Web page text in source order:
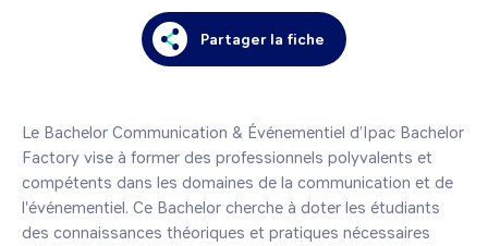
Partager la fiche
Le Bachelor Communication & Événementiel d’Ipac Bachelor
Factory vise à former des professionnels polyvalents et
compétents dans les domaines de la communication et de
l'événementiel. Ce Bachelor cherche à doter les étudiants
des connaissances théoriques et pratiques nécessaires